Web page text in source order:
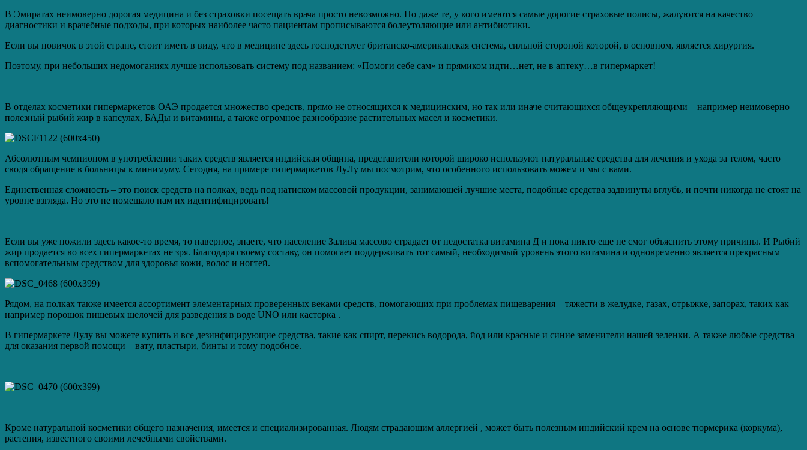
В Эмиратах неимоверно дорогая медицина и без страховки посещать врача просто невозможно. Но даже те, у кого имеются самые дорогие страховые полисы, жалуются на качество
диагностики и врачебные подходы, при которых наиболее часто пациентам прописываются болеутоляющие или антибиотики.
Если вы новичок в этой стране, стоит иметь в виду, что в медицине здесь господствует британско-американская система, сильной стороной которой, в основном, является хирургия.
Поэтому, при небольших недомоганиях лучше использовать систему под названием: «Помоги себе сам» и прямиком идти…нет, не в аптеку…в гипермаркет!
В отделах косметики гипермаркетов ОАЭ продается множество средств, прямо не относящихся к медицинским, но так или иначе считающихся общеукрепляющими – например неимоверно
полезный рыбий жир в капсулах, БАДы и витамины, а также огромное разнообразие растительных масел и косметики.
Абсолютным чемпионом в употреблении таких средств является индийская община, представители которой широко используют натуральные средства для лечения и ухода за телом, часто
сводя обращение в больницы к минимуму. Сегодня, на примере гипермаркетов ЛуЛу мы посмотрим, что особенного использовать можем и мы с вами.
Единственная сложность – это поиск средств на полках, ведь под натиском массовой продукции, занимающей лучшие места, подобные средства задвинуты вглубь, и почти никогда не стоят на
уровне взгляда. Но это не помешало нам их идентифицировать!
Если вы уже пожили здесь какое-то время, то наверное, знаете, что население Залива массово страдает от недостатка витамина Д и пока никто еще не смог объяснить этому причины. И Рыбий
жир продается во всех гипермаркетах не зря. Благодаря своему составу, он помогает поддерживать тот самый, необходимый уровень этого витамина и одновременно является прекрасным
вспомогательным средством для здоровья кожи, волос и ногтей.
Рядом, на полках также имеется ассортимент элементарных проверенных веками средств, помогающих при проблемах пищеварения – тяжести в желудке, газах, отрыжке, запорах, таких как
например порошок пищевых щелочей для разведения в воде UNO или касторка .
В гипермаркете Лулу вы можете купить и все дезинфицирующие средства, такие как спирт, перекись водорода, йод или красные и синие заменители нашей зеленки. А также любые средства
для оказания первой помощи – вату, пластыри, бинты и тому подобное.
Кроме натуральной косметики общего назначения, имеется и специализированная. Людям страдающим аллергией , может быть полезным индийский крем на основе тюрмерика (коркума),
растения, известного своими лечебными свойствами.